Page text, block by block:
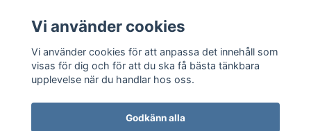
Vi använder cookies
Vi använder cookies för att anpassa det innehåll som
visas för dig och för att du ska få bästa tänkbara
upplevelse när du handlar hos oss.
Godkänn alla